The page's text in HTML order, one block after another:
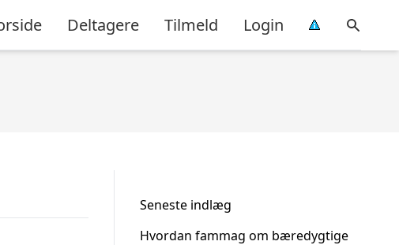
Deltagere Tilmeld Login
Seneste indlæg
Hvordan fammag om bæredygtige